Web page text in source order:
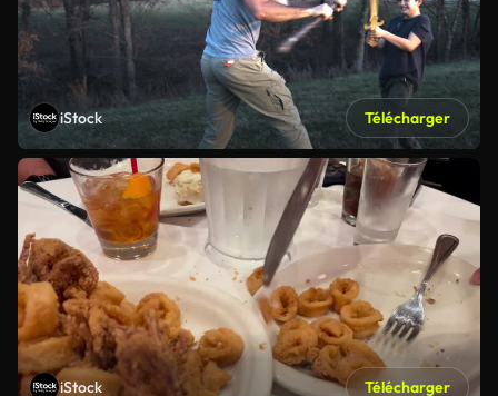
iStock Télécharger
iStock Télécharger